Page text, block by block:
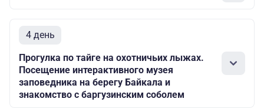
4 день
Прогулка по тайге на охотничьих лыжах.
Посещение интерактивного музея
заповедника на берегу Байкала и
знакомство с баргузинским соболем